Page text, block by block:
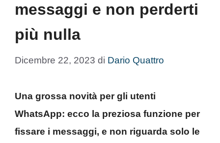
messaggi e non perderti
più nulla
Dicembre 22, 2023 di Dario Quattro
Una grossa novità per gli utenti
WhatsApp: ecco la preziosa funzione per
fissare i messaggi, e non riguarda solo le